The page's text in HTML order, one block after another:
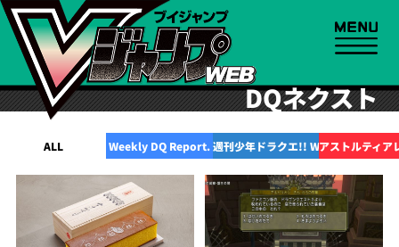
DQネクスト
ALL Weekly DQ Report.週刊少年ドラクエ!! WEBアストルティア